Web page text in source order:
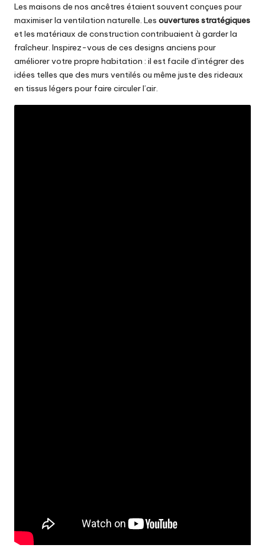
Les maisons de nos ancêtres étaient souvent conçues pour
maximiser la ventilation naturelle. Les ouvertures stratégiques
et les matériaux de construction contribuaient à garder la
fraîcheur. Inspirez-vous de ces designs anciens pour
améliorer votre propre habitation : il est facile d’intégrer des
idées telles que des murs ventilés ou même juste des rideaux
en tissus légers pour faire circuler l’air.